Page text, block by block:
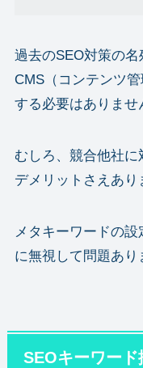
過去のSEO対策の
CMS（コンテンツ
する必要はありませ
むしろ、競合他社に
デメリットさえあり
メタキーワードの
に無視して問題あり
SEOキーワー